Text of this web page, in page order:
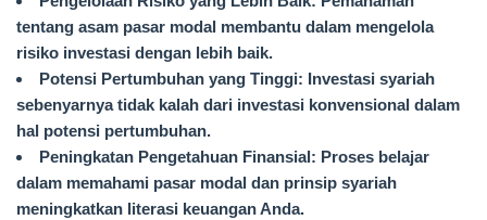
tentang asam pasar modal membantu dalam mengelola
risiko investasi dengan lebih baik.
Potensi Pertumbuhan yang Tinggi: Investasi syariah
sebenyarnya tidak kalah dari investasi konvensional dalam
hal potensi pertumbuhan.
Peningkatan Pengetahuan Finansial: Proses belajar
dalam memahami pasar modal dan prinsip syariah
meningkatkan literasi keuangan Anda.